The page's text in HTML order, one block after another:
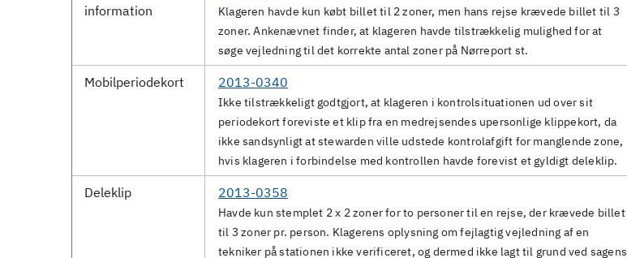
information
Klageren havde kun købt billet til 2 zoner, men hans rejse krævede billet til 3
zoner. Ankenævnet finder, at klageren havde tilstrækkelig mulighed for at
søge vejledning til det korrekte antal zoner på Nørreport st.
Mobilperiodekort 2013-0340
Ikke tilstrækkeligt godtgjort, at klageren i kontrolsituationen ud over sit
periodekort foreviste et klip fra en medrejsendes upersonlige klippekort, da
ikke sandsynligt at stewarden ville udstede kontrolafgift for manglende zone,
hvis klageren i forbindelse med kontrollen havde forevist et gyldigt deleklip.
Deleklip 2013-0358
Havde kun stemplet 2 x 2 zoner for to personer til en rejse, der krævede billet
til 3 zoner pr. person. Klagerens oplysning om fejlagtig vejledning af en
tekniker på stationen ikke verificeret, og dermed ikke lagt til grund ved sagens